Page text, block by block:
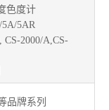
色度计
5A/5AR
CS-2000/A,CS-
品牌系列